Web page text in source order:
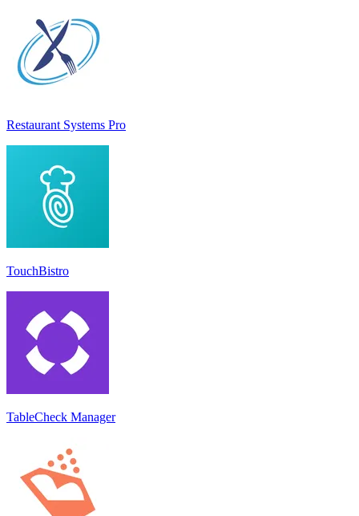
Restaurant Systems Pro
TouchBistro
TableCheck Manager